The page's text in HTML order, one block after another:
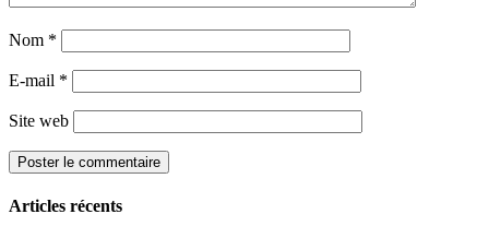
Nom *
E-mail *
Site web
Articles récents